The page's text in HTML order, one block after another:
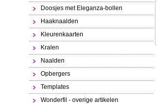
Doosjes met Eleganza-bollen
Haaknaalden
Kleurenkaarten
Kralen
Naalden
Opbergers
Templates
Wonderfil - overige artikelen